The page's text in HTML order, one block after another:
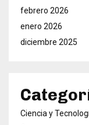
febrero 2026
enero 2026
diciembre 2025
Ciencia y